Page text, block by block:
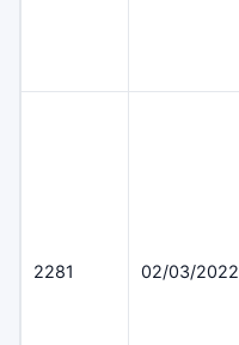
2281 02/03/2022